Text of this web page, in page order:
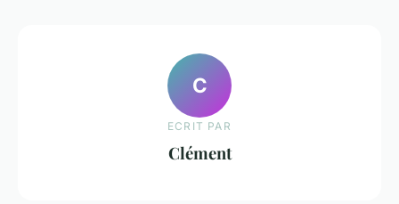
C
ECRIT PAR
Clément